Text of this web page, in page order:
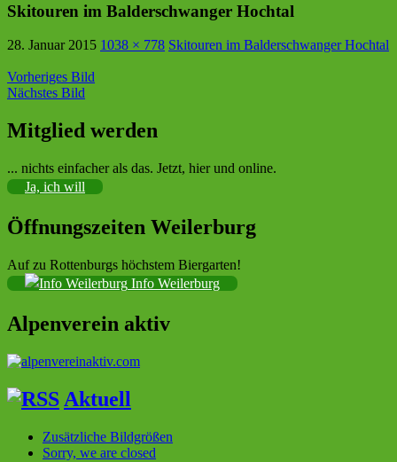
Skitouren im Balderschwanger Hochtal
28. Januar 2015 1038 × 778 Skitouren im Balderschwanger Hochtal
Vorheriges Bild
Nächstes Bild
Sektion im Deutschen Alpenverein (DAV)
Mitglied werden
... nichts einfacher als das. Jetzt, hier und online.
Ja, ich will
Öffnungszeiten Weilerburg
Auf zu Rottenburgs höchstem Biergarten!
Info Weilerburg
Alpenverein aktiv
Aktuell
Zusätzliche Bildgrößen
Sorry, we are closed